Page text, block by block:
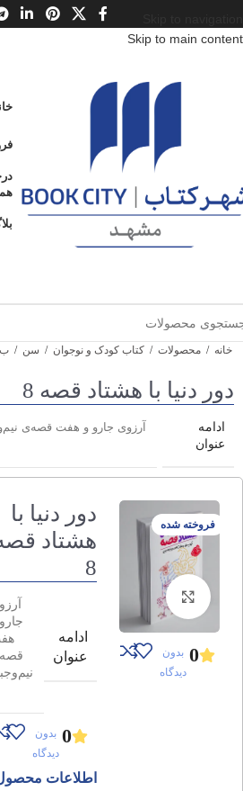
Skip to main content
خانه / محصولات / کتاب کودک و نوجوان / سن / ب : 7
دور دنیا با هشتاد قصه 8
ادامه
عنوان
آرزوی جارو و هفت قصه‌ی
فروخته شده
برای بزرگنمایی کلیک کنید
0 بدون
دیدگاه
دور دنیا با
هشتاد
8
ادامه
عنوان
0 بدون
دیدگاه
اطلاعات